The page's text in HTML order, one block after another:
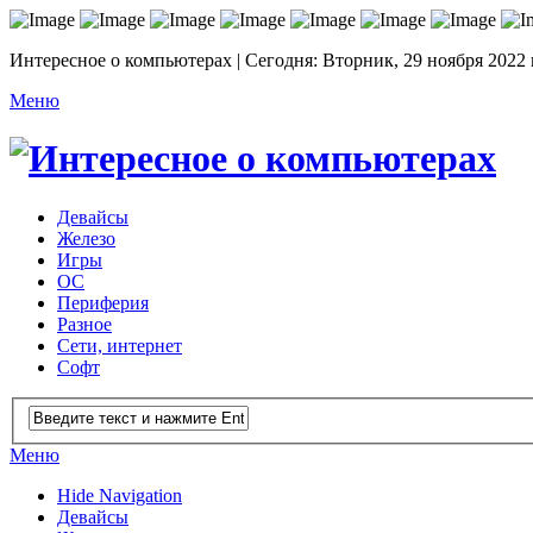
Интересное о компьютерах | Сегодня: Вторник, 29 ноября 2022
Меню
Девайсы
Железо
Игры
ОС
Периферия
Разное
Сети, интернет
Софт
Меню
Hide Navigation
Девайсы